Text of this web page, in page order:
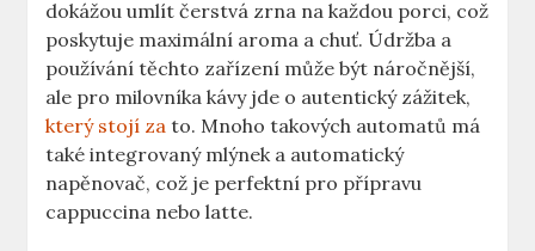
dokážou umlít čerstvá zrna⁤ na každou⁢ porci, což
poskytuje maximální⁣ aroma‌ a⁣ chuť. Údržba a⁢
používání těchto zařízení může⁢ být náročnější,‌
ale ⁤pro milovníka kávy ⁤jde o ‌autentický zážitek,⁤
který stojí za ‍to. Mnoho takových automatů ‌má‍
také ‌integrovaný mlýnek a automatický
⁢napěnovač, což je perfektní ⁣pro ⁤přípravu
cappuccina nebo latte.